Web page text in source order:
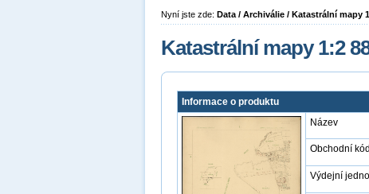
Nyní jste zde: Data / Archiválie / Katastrální mapy
Katastrální mapy 1:2
Informace o produktu
Název
Obchodní kód
Výdejní